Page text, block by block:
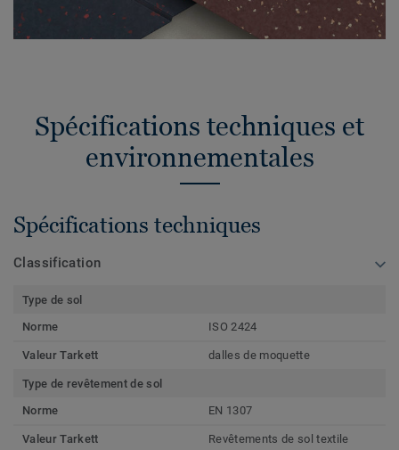
Spécifications techniques et
environnementales
Spécifications techniques
Classification
Type de sol
Norme
ISO 2424
Valeur Tarkett dalles de moquette
Type de revêtement de sol
Norme
EN 1307
Valeur Tarkett Revêtements de sol textile